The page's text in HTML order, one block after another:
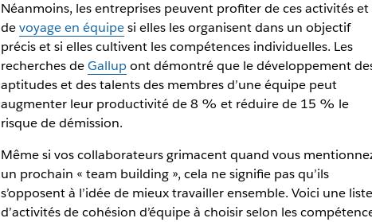
Néanmoins, les entreprises peuvent profiter de ces activités et
devoyage en équipesi elles les organisent dans un objectif
précis et si elles cultivent les compétences individuelles. Les
recherches deGallupont démontré que le développement
aptitudes et des talents des membres d’une équipe peut
augmenter leur productivité de 8 % et réduire de 15 % le
risque de démission.
Même si vos collaborateurs grimacent quand vous
un prochain « team building », cela ne signifie pas qu’ils
s’opposent à l’idée de mieux travailler ensemble. Voici une liste
d’activités de cohésion d’équipe à choisir selon les